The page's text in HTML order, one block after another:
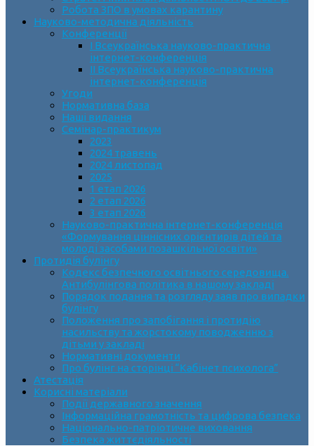
Робота ЗПО в умовах карантину
Науково-методична діяльність
Конференції
І Всеукраїнська науково-практична
інтернет-конференція
ІІ Всеукраїнська науково-практична
інтернет-конференція
Угоди
Нормативна база
Наші видання
Семінар-практикум
2023
2024 травень
2024 листопад
2025
1 етап 2026
2 етап 2026
3 етап 2026
Науково-практична інтернет-конференція
«Формування ціннісних орієнтирів дітей та
молоді засобами позашкільної освіти»
Протидія булінгу
Кодекс безпечного освітнього середовища.
Антибулінгова політика в нашому закладі
Порядок подання та розгляду заяв про випадки
булінгу
Положення про запобігання і протидію
насильству та жорстокому поводженню з
дітьми у закладі
Нормативні документи
Про булінг на сторінці “Кабінет психолога”
Атестація
Корисні матеріали
Події державного значення
Інформаційна грамотність та цифрова безпека
Національно-патріотичне виховання
Безпека життєдіяльності